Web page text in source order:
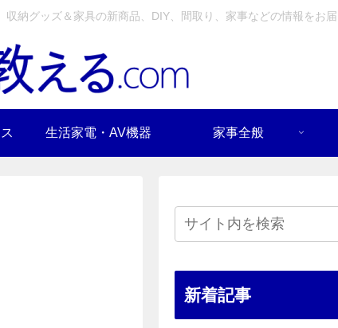
納グッズ＆家具の新商品、DIY、間取り、家事などの情報をお届
生活家電・AV機器 家事全般
新着記事